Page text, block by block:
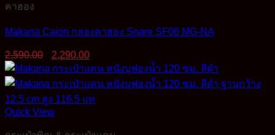
คาฮอง
Makana Cajon กลองคาฮอง Snare SF06 MG-NA
2,590.00
Original
price
was:
2,590.00฿.
2,290.00
price
is:
2,290.00฿.
Quick View